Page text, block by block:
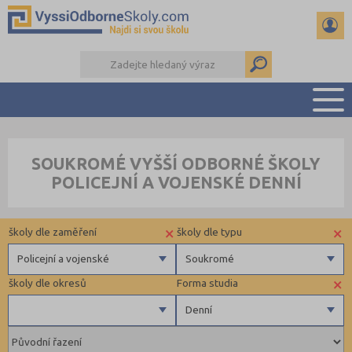
PŘÍPRAVA NA PŘIJÍMAČKY
KALENDÁŘ AKCÍ
DALŠÍ DRUHY ŠKOL
SOUKROMÉ VYŠŠÍ ODBORNÉ ŠKOLY
POLICEJNÍ A VOJENSKÉ DENNÍ
×
Denní
Forma studia
školy dle okresů
Jihlava (1)
×
Soukromé
školy dle typu
Soukromé
Veřejné
×
Policejní a vojenské
školy dle zaměření
Zdravotnické
Pedagogické